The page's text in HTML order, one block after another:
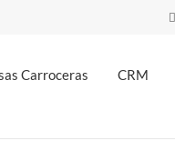
Carroceras CRM